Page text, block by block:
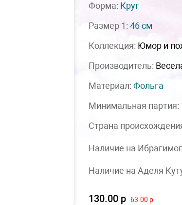
Форма: Круг
Размер 1: 46 см
Коллекция: Юмор и
Производитель:
Материал: Фольга
Минимальная партия:
Страна
Наличие на
Наличие на Аделя
130.00 р 63.00 р